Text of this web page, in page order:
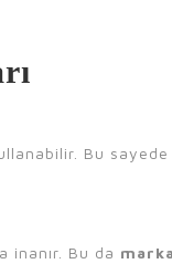
Bu
inanır. Bu da